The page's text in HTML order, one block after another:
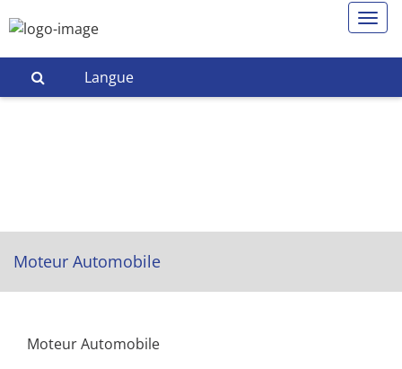
Langue
Moteur Automobile
Moteur Automobile